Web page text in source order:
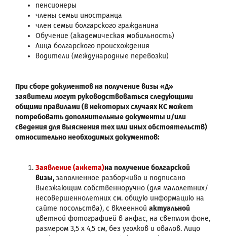
пенсионеры
члены семьи иностранца
член семьи болгарского гражданина
Обучение (академическая мобильность)
Лица болгарского происхождения
водители (международные перевозки)
При сборе документов на получение визы «Д»
заявители могут руководствоваться следующими
общими правилами (в некоторых случаях КС может
потребовать дополнительные документы и/или
сведения для выяснения тех или иных обстоятельств)
относительно необходимых документов:
Заявление (анкета)на получение болгарской
визы,заполненное разборчиво и подписано
выезжающим собственноручно (для малолетних/
несовершеннолетних см. общую информацию на
сайте посольства), с вклеенной актуальной
цветной фотографией в анфас, на светлом фоне,
размером 3,5 х 4,5 см, без уголков и овалов. Лицо